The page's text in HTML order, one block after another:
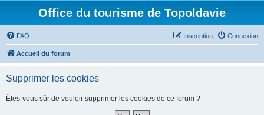
Office du tourisme de Topoldavie
FAQ Connexion
Inscription
Accueil du forum
Supprimer les cookies
Êtes-vous sûr de vouloir supprimer les cookies de ce forum ?